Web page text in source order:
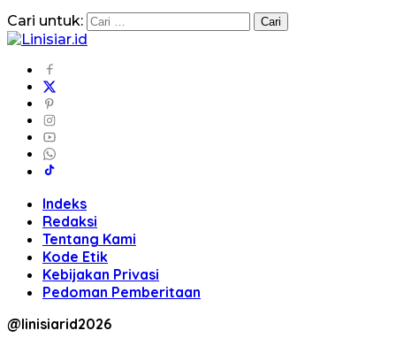
Cari untuk:
Indeks
Redaksi
Tentang Kami
Kode Etik
Kebijakan Privasi
Pedoman Pemberitaan
@linisiarid2026